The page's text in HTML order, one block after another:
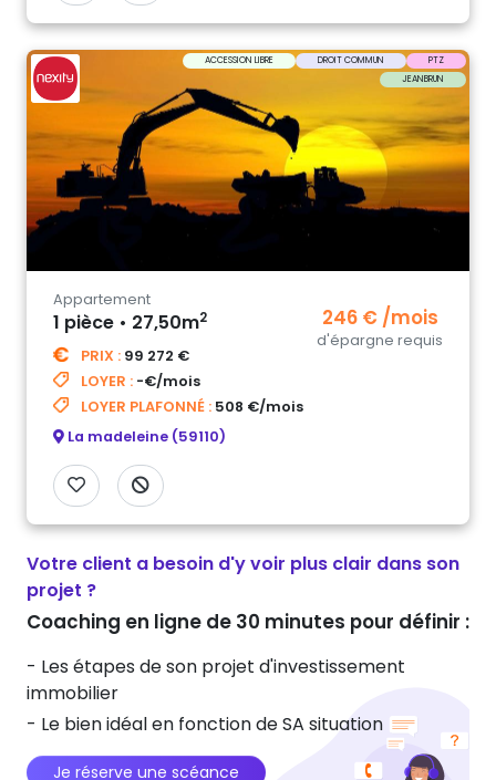
ACCESSION LIBRE DROIT COMMUN
PTZ
JEANBRUN
246 € /mois
d'épargne requis
Appartement
1 pièce • 27,50m2
PRIX : 99 272 €
LOYER : -€/mois
LOYER PLAFONNÉ : 508 €/mois
La madeleine (59110)
Votre client a besoin d'y voir plus clair dans son
projet ?
Coaching en ligne de 30 minutes pour définir :
- Les étapes de son projet d'investissement
immobilier
- Le bien idéal en fonction de SA situation
Je réserve une scéance